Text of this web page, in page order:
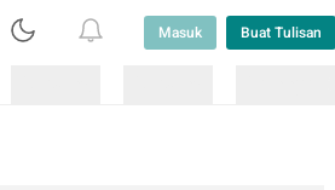
Masuk Buat Tulisan